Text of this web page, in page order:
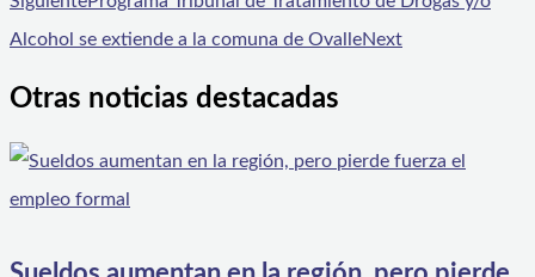
Alcohol se extiende a la comuna de OvalleNext
Otras noticias destacadas